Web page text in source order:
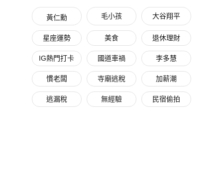
黃仁勳 毛小孩 大谷翔平
星座運勢 美食 退休理財
IG熱門打卡 國道車禍 李多慧
慣老闆 寺廟逃稅 加薪潮
逃漏稅 無經驗 民宿偷拍